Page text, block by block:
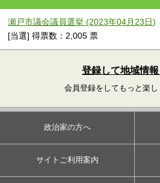
瀬戸市議会議員選挙 (2023年04月23日)
[当選] 得票数：2,005 票
登録して地域情
会員登録をしてもっと楽し
政治家の方へ
サイトご利用案内